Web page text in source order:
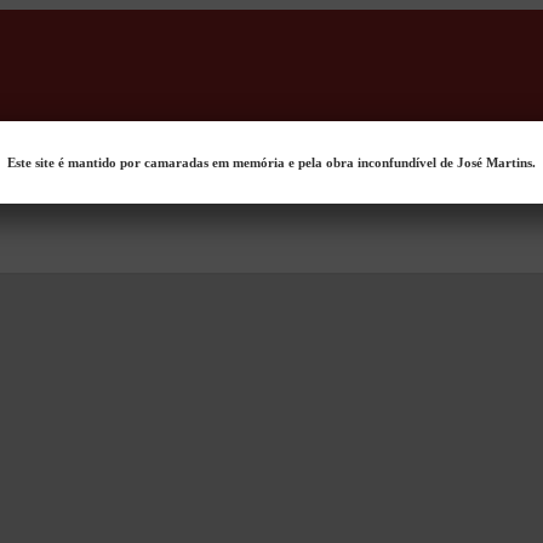
Este site é mantido por camaradas em memória e pela obra inconfundível de José Martins.